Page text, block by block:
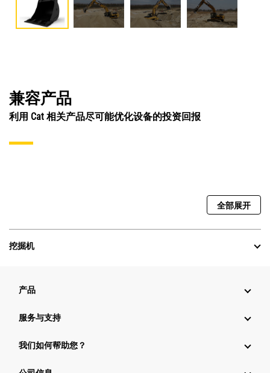
兼容产品
利用 Cat 相关产品尽可能优化设备的投资回报
全部展开
挖掘机
产品
服务与支持
我们如何帮助您？